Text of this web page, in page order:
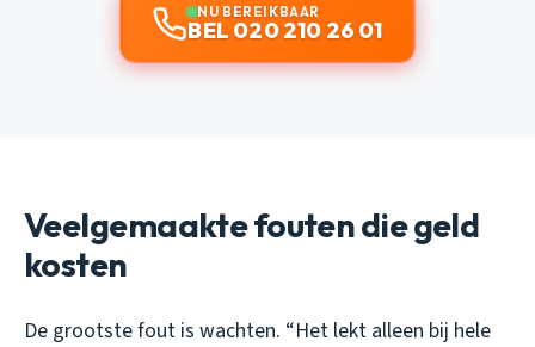
NU BEREIKBAAR
BEL 020 210 26 01
Veelgemaakte fouten die geld
kosten
De grootste fout is wachten. “Het lekt alleen bij hele